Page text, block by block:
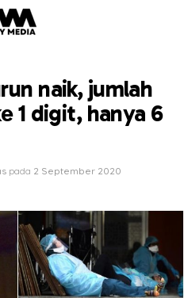
naik, jumlah
1 digit, hanya 6
pada 2 September 2020